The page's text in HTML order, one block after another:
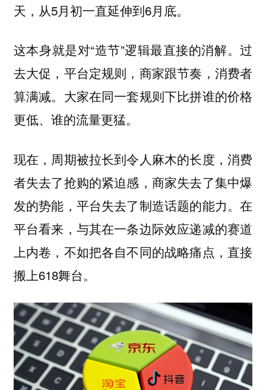
天，从5月初一直延伸到6月底。
这本身就是对“造节”逻辑最直接的消解。过
去大促，平台定规则，商家跟节奏，消费者
算满减。大家在同一套规则下比拼谁的价格
更低、谁的流量更猛。
现在，周期被拉长到令人麻木的长度，消费
者失去了抢购的紧迫感，商家失去了集中爆
发的势能，平台失去了制造话题的能力。在
平台看来，与其在一条边际效应递减的赛道
上内卷，不如把各自不同的战略痛点，直接
搬上618舞台。